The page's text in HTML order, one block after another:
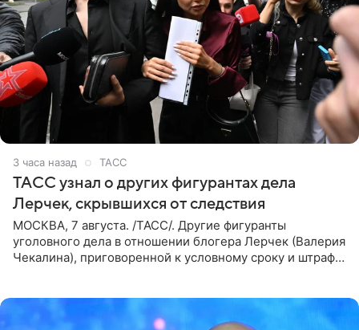
3 часа назад ТАСС
ТАСС узнал о других фигурантах дела
Лерчек, скрывшихся от следствия
МОСКВА, 7 августа. /ТАСС/. Другие фигуранты
уголовного дела в отношении блогера Лерчек (Валерия
Чекалина), приговоренной к условному сроку и штрафу,